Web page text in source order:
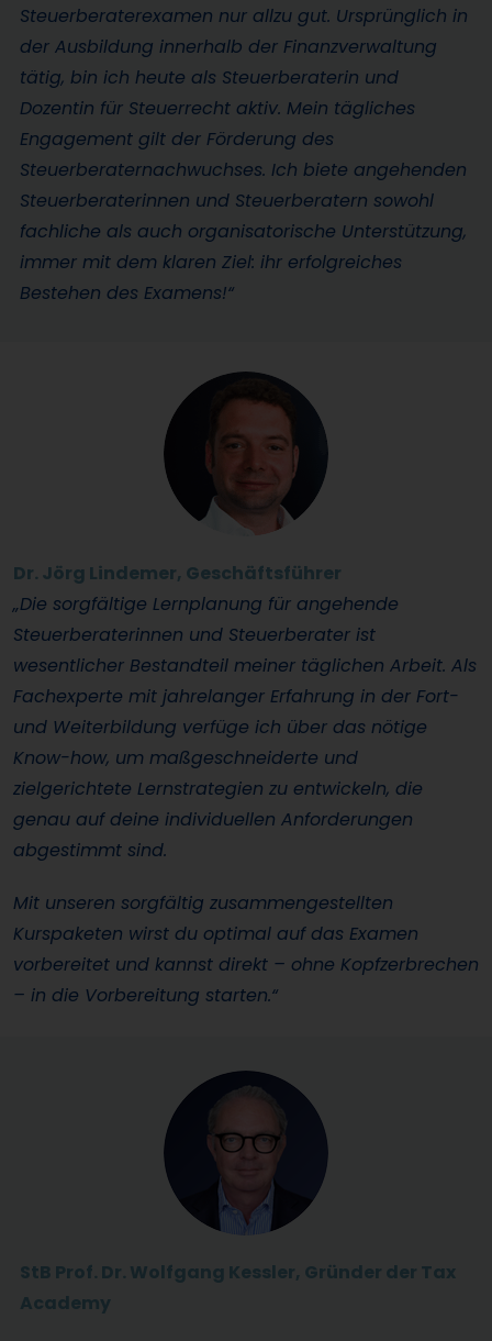
Steuerberaterexamen nur allzu gut. Ursprünglich in
der Ausbildung innerhalb der Finanzverwaltung
tätig, bin ich heute als Steuerberaterin und
Dozentin für Steuerrecht aktiv. Mein tägliches
Engagement gilt der Förderung des
Steuerberaternachwuchses. Ich biete angehenden
Steuerberaterinnen und Steuerberatern sowohl
fachliche als auch organisatorische Unterstützung,
immer mit dem klaren Ziel: ihr erfolgreiches
Bestehen des Examens!“
Dr. Jörg Lindemer, Geschäftsführer
„Die sorgfältige Lernplanung für angehende
Steuerberaterinnen und Steuerberater ist
wesentlicher Bestandteil meiner täglichen Arbeit. Als
Fachexperte mit jahrelanger Erfahrung in der Fort-
und Weiterbildung verfüge ich über das nötige
Know-how, um maßgeschneiderte und
zielgerichtete Lernstrategien zu entwickeln, die
genau auf deine individuellen Anforderungen
abgestimmt sind.
Mit unseren sorgfältig zusammengestellten
Kurspaketen wirst du optimal auf das Examen
vorbereitet und kannst direkt – ohne Kopfzerbrechen
– in die Vorbereitung starten.“
StB Prof. Dr. Wolfgang Kessler, Gründer der Tax
Academy